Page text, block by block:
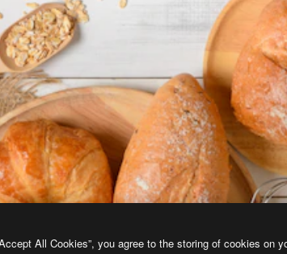
All Cookies”, you agree to the storing of cookies on